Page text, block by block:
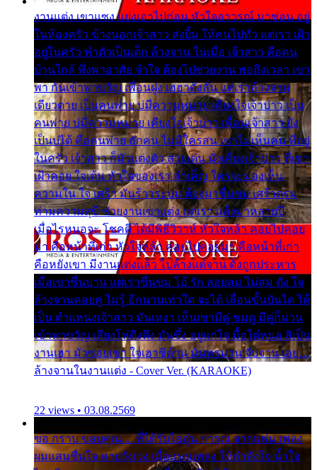
งานแต่ง เขาแซง แย่งเอาไปก่อน หัวใจอาวรณ์ มาซ่อน อยู่
ในห้องครัว ข้างนอกเจ้าสาว ส่งยิ้ม ให้คนไปทั่ว แต่เรา เฝ้า
อยู่ในครัว ทำตัวเป็นเด็ก ล้างจาน ในเมื่อ เจ้าสาว คือคน
บ้านใกล้ พึ่งพาอาศัย จำใจ ต้องไปช่วยงาน พอถึงเวลา เขา
พา กันเข้าพาขวัญ เพื่อนฝูง เฮฮาดังลั่น แต่เราล้างจาน
เดียวดาย เป็นคนพ่าย บ่มีความหมาย เคียงใจเจ้าบ่าว เป็น
คนพ่าย บ่มีความหมาย เคียงใจเจ้าบ่าว เพื่อนเจ้าสาว ยัง
เป็นบ่ได้ คือคนพ่าย ฮักคน ไม่มีใครสน เขาไม่เห็นคน ที่อยู่
ในครัว เจ้าสาว ก็มัวแต่งตัว สวยเด่น นั่งเคียงเจ้าบ่าว ที่เขา
เฝ้าคอย ใจเต้น หัวใจของเรา ลำเค็ญ ใครจะมองเห็น
ความใน ใจ เศร้า มันร้าวระบม ต้องมาขื่นขม เศร้าตรม
ท่ามความสุขี ช่วยงานเขาแต่ง แต่เรา แล้งมาหลายปี
เมื่อไรหนอจะ โชคดี ได้มีพิธีวิวาห์ หัวใจหล้า คอยไปคอย
มา คือหน้าที่เก่า หัวใจหล้า คอยไปคอยมา คือหน้าที่เก่า
คือหยังเขา มีงานแต่งแล้ว ไปล้างแต่จาน ดั่งถูกประหาร
เมื่อเขาชื่นบาน แต่เราขื่นขม โอ้ รัก ลอยลม ไม่สม ดัง ใจ
ล้างจานคอยคู่ ไม่รู้ อีกนานเท่าใด จะได้ เลื่อนขั้นบันได ได้
เป็น ตำแหน่งเจ้าสาว มันเหงา เห็นเขามีคู่ ซมดู มีคู่ก็ม่วน
เข้าพาขวัญ เสียงโห่ตึงตึง มันซึ้ง อยู่แก่ใจ มื้อใด๋หนอ สิเป็น
งานเฮา มัวซอยเขา ใจเฮาซิด้าน มันทรมาน จับจาน เอย…
ล้างจานในงานแต่ง - Cover Ver. (KARAOKE)
22 views • 03.08.2569
ขอ กราบ ขอบคุณ.... ที่ได้รับไออุ่น การุณ จากแฟน เพลง
ผมแสนชื่นใจ หายวังเวง เมื่อแฟนเพลง ให้กำลังใจ น้ำใจ